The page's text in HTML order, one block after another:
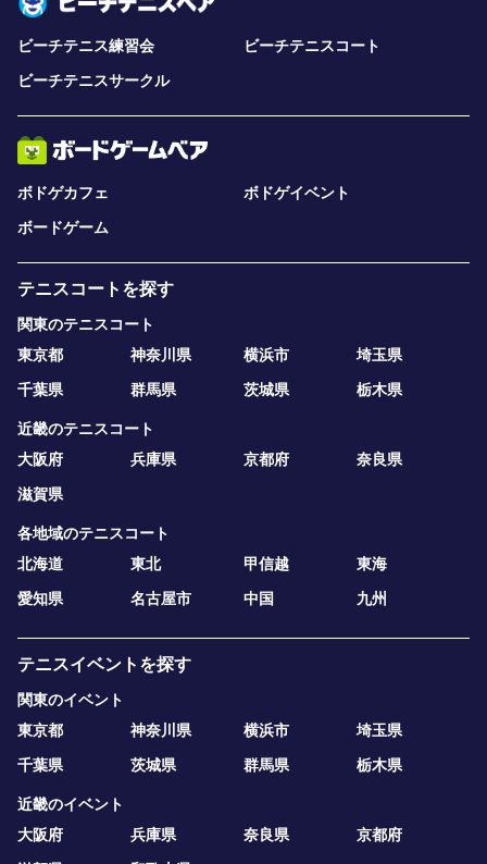
ビーチテニス練習会
ビーチテニスコート
ビーチテニスサークル
ボドゲカフェ
ボドゲイベント
ボードゲーム
テニスコートを探す
関東のテニスコート
東京都
神奈川県 横浜市
埼玉県
千葉県
群馬県 茨城県 栃木県
近畿のテニスコート
大阪府
兵庫県 京都府
奈良県
滋賀県
各地域のテニスコート
北海道
東北 甲信越
東海
愛知県
名古屋市 中国 九州
テニスイベントを探す
関東のイベント
東京都
神奈川県 横浜市
埼玉県
千葉県
茨城県 群馬県 栃木県
近畿のイベント
大阪府
兵庫県 奈良県
京都府